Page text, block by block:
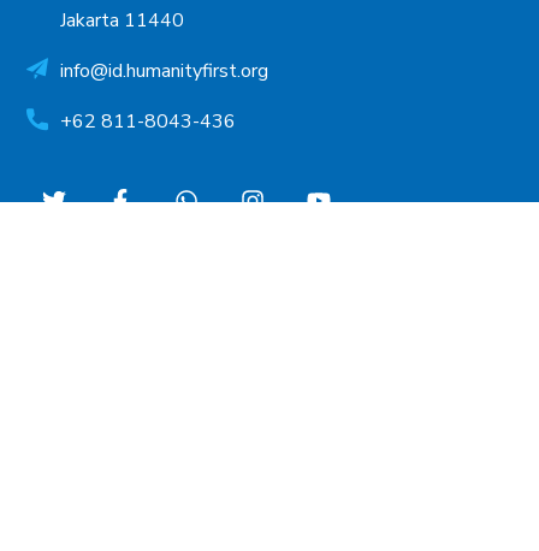
Jakarta 11440
info@id.humanityfirst.org
+62 811-8043-436